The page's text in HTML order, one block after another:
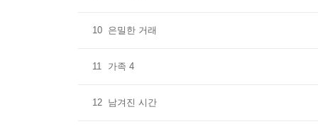
10 은밀한 거래
11 가족 4
12 남겨진 시간